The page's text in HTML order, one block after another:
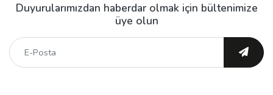
Duyurularımızdan haberdar olmak için bültenimize
üye olun